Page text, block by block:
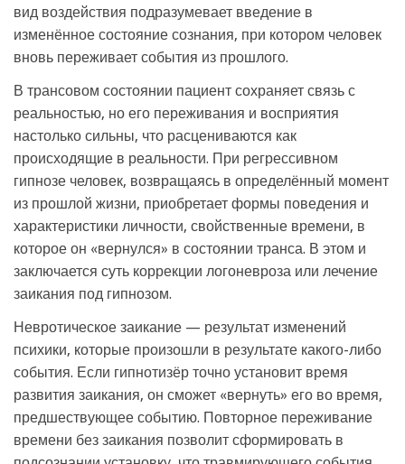
вид воздействия подразумевает введение в
изменённое состояние сознания, при котором человек
вновь переживает события из прошлого.
В трансовом состоянии пациент сохраняет связь с
реальностью, но его переживания и восприятия
настолько сильны, что расцениваются как
происходящие в реальности. При регрессивном
гипнозе человек, возвращаясь в определённый момент
из прошлой жизни, приобретает формы поведения и
характеристики личности, свойственные времени, в
которое он «вернулся» в состоянии транса. В этом и
заключается суть коррекции логоневроза или лечение
заикания под гипнозом.
Невротическое заикание — результат изменений
психики, которые произошли в результате какого-либо
события. Если гипнотизёр точно установит время
развития заикания, он сможет «вернуть» его во время,
предшествующее событию. Повторное переживание
времени без заикания позволит сформировать в